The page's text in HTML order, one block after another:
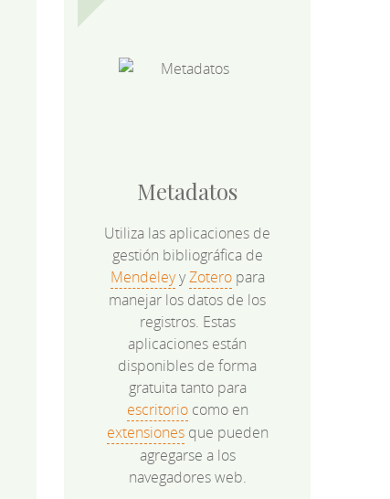
Metadatos
Utiliza las aplicaciones de
gestión bibliográfica de
MendeleyyZoteropara
manejar los datos de los
registros. Estas
aplicaciones están
disponibles de forma
gratuita tanto para
escritoriocomo en
extensionesque pueden
agregarse a los
navegadores web.